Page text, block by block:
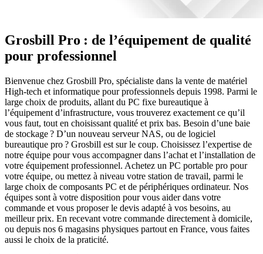
Grosbill Pro : de l’équipement de qualité
pour professionnel
Bienvenue chez Grosbill Pro, spécialiste dans la vente de matériel
High-tech et informatique pour professionnels depuis 1998. Parmi le
large choix de produits, allant du PC fixe bureautique à
l’équipement d’infrastructure, vous trouverez exactement ce qu’il
vous faut, tout en choisissant qualité et prix bas. Besoin d’une baie
de stockage ? D’un nouveau serveur NAS, ou de logiciel
bureautique pro ? Grosbill est sur le coup. Choisissez l’expertise de
notre équipe pour vous accompagner dans l’achat et l’installation de
votre équipement professionnel. Achetez un PC portable pro pour
votre équipe, ou mettez à niveau votre station de travail, parmi le
large choix de composants PC et de périphériques ordinateur. Nos
équipes sont à votre disposition pour vous aider dans votre
commande et vous proposer le devis adapté à vos besoins, au
meilleur prix. En recevant votre commande directement à domicile,
ou depuis nos 6 magasins physiques partout en France, vous faites
aussi le choix de la praticité.